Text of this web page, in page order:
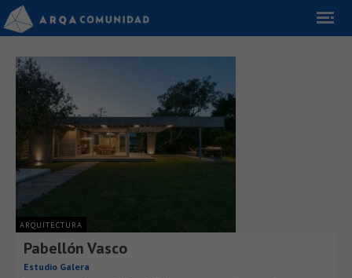
ARQUITECTURA
Pabellón Vasco
Estudio Galera